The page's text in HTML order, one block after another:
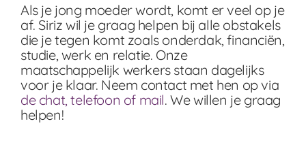
Als je jong moeder wordt, komt er veel op je
af. Siriz wil je graag helpen bij alle obstakels
die je tegen komt zoals onderdak, financiën,
studie, werk en relatie. Onze
maatschappelijk werkers staan dagelijks
voor je klaar. Neem contact met hen op via
de chat, telefoon of mail. We willen je graag
helpen!